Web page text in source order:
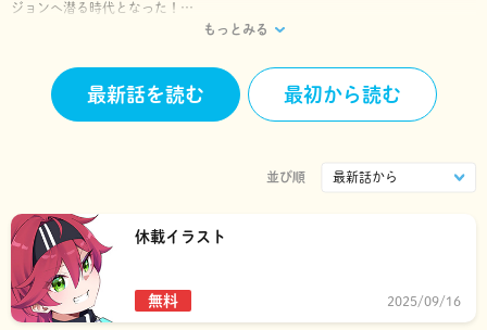
ジョンへ潜る時代となった！
黒瀬朔斗(くろせさくと)も、不治の病に侵された幼馴染を助けるため、全てを
しかし、仲間から戦力外通知を受けてしまい――。
ダンジョンと現実世界を舞台に、魔物や悪意ある人間に立ち向かう――。
異世界バトルアクション開幕！！
もっとみる
最新話を読む 最初から読む
並び順
休載イラスト
無料 2025/09/16